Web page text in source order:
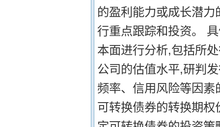
的盈利能力或成长潜
行重点跟踪和投资。
本面进行分析,包括所
公司的估值水平,研判
频率、信用风险等因
可转换债券的转换期